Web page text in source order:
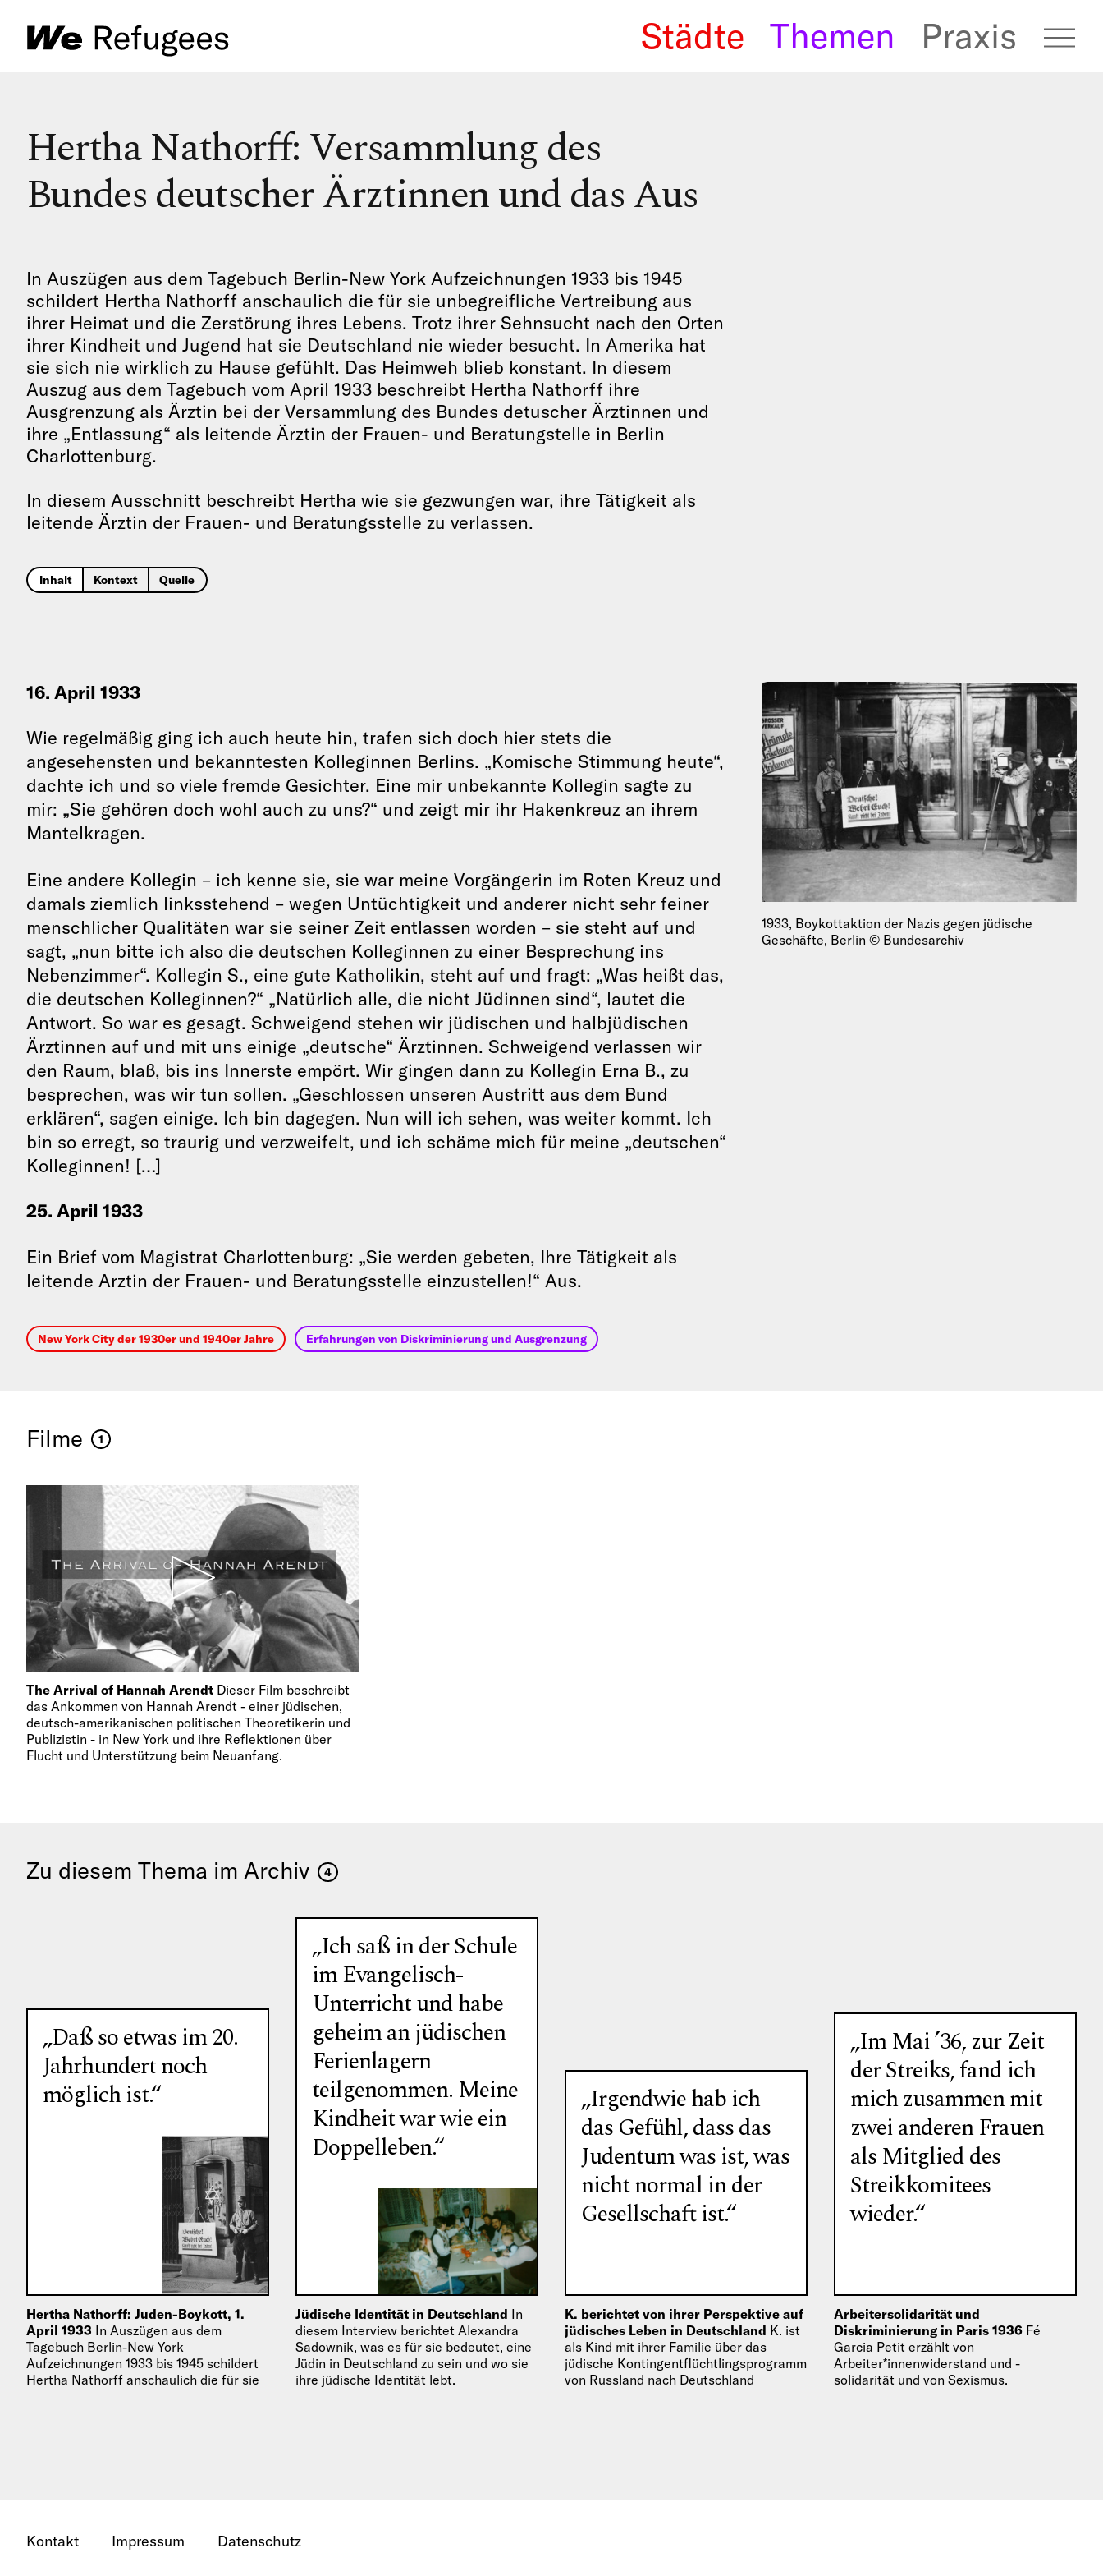
We Refugees Archive
Städte Themen Praxis
Hertha Nathorff: Versammlung des
Bundes deutscher Ärztinnen und das Aus
In Auszügen aus dem Tagebuch Berlin-New York Aufzeichnungen 1933 bis 1945
schildert Hertha Nathorff anschaulich die für sie unbegreifliche Vertreibung aus
ihrer Heimat und die Zerstörung ihres Lebens. Trotz ihrer Sehnsucht nach den Orten
ihrer Kindheit und Jugend hat sie Deutschland nie wieder besucht. In Amerika hat
sie sich nie wirklich zu Hause gefühlt. Das Heimweh blieb konstant. In diesem
Auszug aus dem Tagebuch vom April 1933 beschreibt Hertha Nathorff ihre
Ausgrenzung als Ärztin bei der Versammlung des Bundes detuscher Ärztinnen und
ihre „Entlassung“ als leitende Ärztin der Frauen- und Beratungstelle in Berlin
Charlottenburg.
In diesem Ausschnitt beschreibt Hertha wie sie gezwungen war, ihre Tätigkeit als
leitende Ärztin der Frauen- und Beratungsstelle zu verlassen.
Inhalt Kontext Quelle
1933, Boykottaktion der Nazis gegen jüdische
Geschäfte, Berlin © Bundesarchiv
16. April 1933
Wie regelmäßig ging ich auch heute hin, trafen sich doch hier stets die
angesehensten und bekanntesten Kolleginnen Berlins. „Komische Stimmung heute“,
dachte ich und so viele fremde Gesichter. Eine mir unbekannte Kollegin sagte zu
mir: „Sie gehören doch wohl auch zu uns?“ und zeigt mir ihr Hakenkreuz an ihrem
Mantelkragen.
Eine andere Kollegin – ich kenne sie, sie war meine Vorgängerin im Roten Kreuz und
damals ziemlich linksstehend – wegen Untüchtigkeit und anderer nicht sehr feiner
menschlicher Qualitäten war sie seiner Zeit entlassen worden – sie steht auf und
sagt, „nun bitte ich also die deutschen Kolleginnen zu einer Besprechung ins
Nebenzimmer“. Kollegin S., eine gute Katholikin, steht auf und fragt: „Was heißt das,
die deutschen Kolleginnen?“ „Natürlich alle, die nicht Jüdinnen sind“, lautet die
Antwort. So war es gesagt. Schweigend stehen wir jüdischen und halbjüdischen
Ärztinnen auf und mit uns einige „deutsche“ Ärztinnen. Schweigend verlassen wir
den Raum, blaß, bis ins Innerste empört. Wir gingen dann zu Kollegin Erna B., zu
besprechen, was wir tun sollen. „Geschlossen unseren Austritt aus dem Bund
erklären“, sagen einige. Ich bin dagegen. Nun will ich sehen, was weiter kommt. Ich
bin so erregt, so traurig und verzweifelt, und ich schäme mich für meine „deutschen“
Kolleginnen! […]
25. April 1933
Ein Brief vom Magistrat Charlottenburg: „Sie werden gebeten, Ihre Tätigkeit als
leitende Arztin der Frauen- und Beratungsstelle einzustellen!“ Aus.
New York City der 1930er und 1940er Jahre Erfahrungen von Diskriminierung und Ausgrenzung
Filme 1
The Arrival of Hannah Arendt Dieser Film beschreibt
das Ankommen von Hannah Arendt - einer jüdischen,
deutsch-amerikanischen politischen Theoretikerin und
Publizistin - in New York und ihre Reflektionen über
Flucht und Unterstützung beim Neuanfang.
Zu diesem Thema im Archiv 4
„Daß so etwas im 20.
Jahrhundert noch
möglich ist.“
Hertha Nathorff: Juden-Boykott, 1.
April 1933 In Auszügen aus dem
Tagebuch Berlin-New York
Aufzeichnungen 1933 bis 1945 schildert
Hertha Nathorff anschaulich die für sie
„Ich saß in der Schule
im Evangelisch-
Unterricht und habe
geheim an jüdischen
Ferienlagern
teilgenommen. Meine
Kindheit war wie ein
Doppelleben.“
Jüdische Identität in Deutschland In
diesem Interview berichtet Alexandra
Sadownik, was es für sie bedeutet, eine
Jüdin in Deutschland zu sein und wo sie
ihre jüdische Identität lebt.
„Irgendwie hab ich
das Gefühl, dass das
Judentum was ist, was
nicht normal in der
Gesellschaft ist.“
K. berichtet von ihrer Perspektive auf
jüdisches Leben in Deutschland K. ist
als Kind mit ihrer Familie über das
jüdische Kontingentflüchtlingsprogramm
von Russland nach Deutschland
„Im Mai ’36, zur Zeit
der Streiks, fand ich
mich zusammen mit
zwei anderen Frauen
als Mitglied des
Streikkomitees
wieder.“
Arbeitersolidarität und
Diskriminierung in Paris 1936 Fé
Garcia Petit erzählt von
Arbeiter*innenwiderstand und -
solidarität und von Sexismus.
Kontakt Impressum Datenschutz